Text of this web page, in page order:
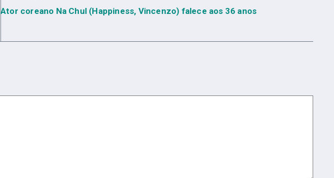
Ator coreano Na Chul (Happiness, Vincenzo) falece aos 36 anos